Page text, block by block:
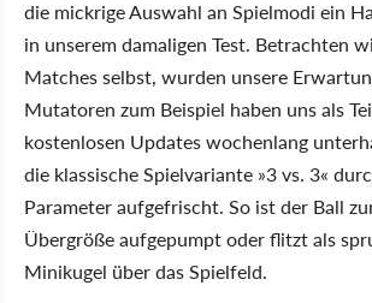
die mickrige Auswahl an Spielmodi ein
in unserem damaligen Test. Betrachten
Matches selbst, wurden unsere
Mutatoren zum Beispiel haben uns als
kostenlosen Updates wochenlang
die klassische Spielvariante »3 vs. 3«
Parameter aufgefrischt. So ist der Ball
Übergröße aufgepumpt oder flitzt als
Minikugel über das Spielfeld.